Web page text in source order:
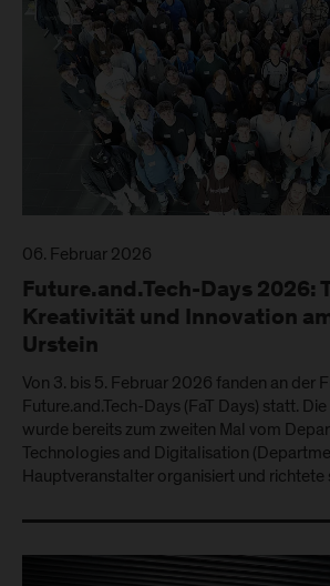
06. Februar 2026
Future.and.Tech-Days 2026:
Kreativität und Innovation
Urstein
Von 3. bis 5. Februar 2026 fanden an der
Future.and.Tech-Days (FaT Days) statt.
wurde bereits zum zweiten Mal vom
Technologies and Digitalisation
Hauptveranstalter organisiert und